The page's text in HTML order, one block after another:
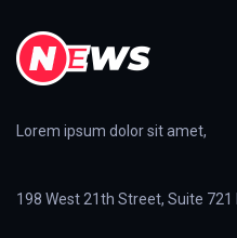
Lorem ipsum dolor sit amet,
198 West 21th Street, Suite 721